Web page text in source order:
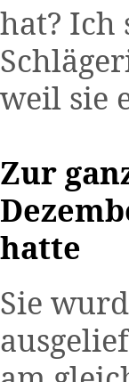
hat? Ich
weil sie
Zur
hatte
Sie